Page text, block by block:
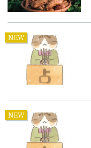
NEW
NEW